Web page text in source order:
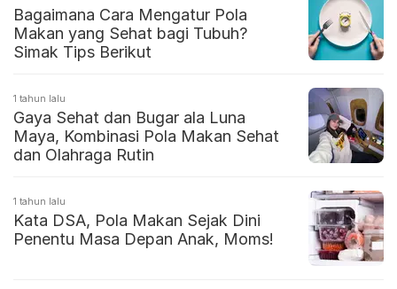
Bagaimana Cara Mengatur Pola
Makan yang Sehat bagi Tubuh?
Simak Tips Berikut
1 tahun lalu
Gaya Sehat dan Bugar ala Luna
Maya, Kombinasi Pola Makan Sehat
dan Olahraga Rutin
1 tahun lalu
Kata DSA, Pola Makan Sejak Dini
Penentu Masa Depan Anak, Moms!